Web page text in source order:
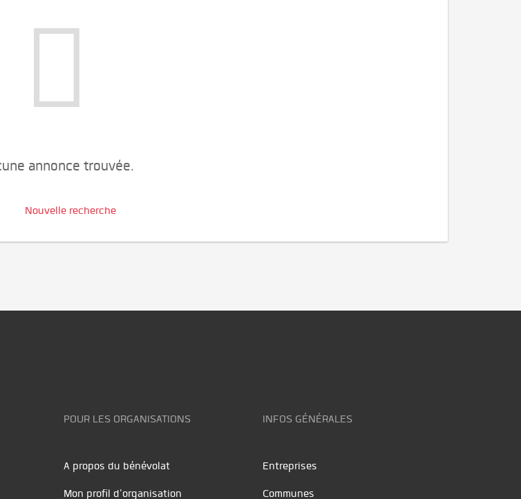
annonce trouvée.
Nouvelle recherche
POUR LES ORGANISATIONS
A propos du bénévolat
Mon profil d'organisation
INFOS GÉNÉRALES
Entreprises
Communes